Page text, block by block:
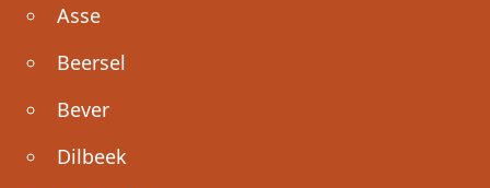
Asse
Beersel
Bever
Dilbeek